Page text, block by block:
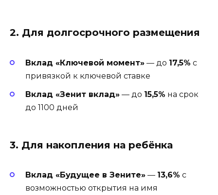
2. Для долгосрочного размещения
Вклад «Ключевой момент» — до 17,5% с
привязкой к ключевой ставке
Вклад «Зенит вклад» — до 15,5% на срок
до 1100 дней
3. Для накопления на ребёнка
Вклад «Будущее в Зените» — 13,6% с
возможностью открытия на имя